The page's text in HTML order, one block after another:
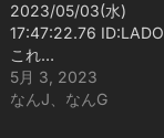
2023/05/03(水)
17:47:22.76
これ…
5月 3, 2023
なんJ、なんG